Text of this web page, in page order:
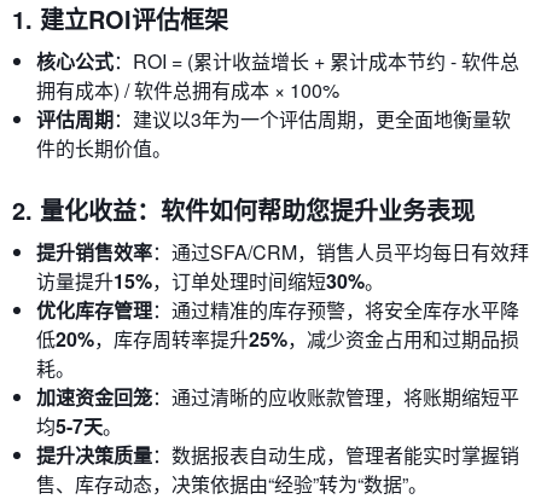
1. 建立ROI评估框架
核心公式：ROI = (累计收益增长 + 累计成本节约 - 软件总
拥有成本) / 软件总拥有成本 × 100%
评估周期：建议以3年为一个评估周期，更全面地衡量软
件的长期价值。
2. 量化收益：软件如何帮助您提升业务表现
提升销售效率：通过SFA/CRM，销售人员平均每日有效拜
访量提升15%，订单处理时间缩短30%。
优化库存管理：通过精准的库存预警，将安全库存水平降
低20%，库存周转率提升25%，减少资金占用和过期品损
耗。
加速资金回笼：通过清晰的应收账款管理，将账期缩短平
均5-7天。
提升决策质量：数据报表自动生成，管理者能实时掌握销
售、库存动态，决策依据由“经验”转为“数据”。